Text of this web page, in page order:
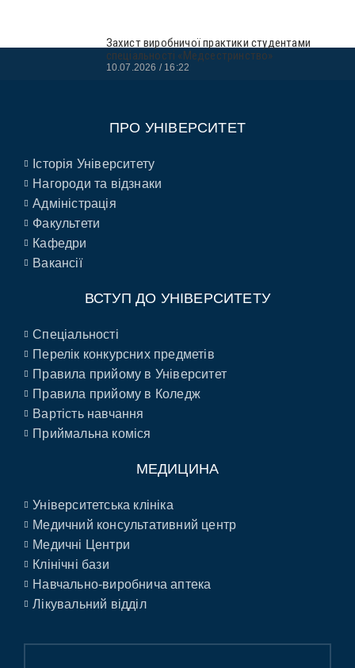
Захист виробничої практики студентами
спеціальності «Медсестринство»
10.07.2026 16:22
ПРО УНІВЕРСИТЕТ
Історія Університету
Нагороди та відзнаки
Адміністрація
Факультети
Кафедри
Вакансії
ВСТУП ДО УНІВЕРСИТЕТУ
Спеціальності
Перелік конкурсних предметів
Правила прийому в Університет
Правила прийому в Коледж
Вартість навчання
Приймальна коміся
МЕДИЦИНА
Університетська клініка
Медичний консультативний центр
Медичні Центри
Клінічні бази
Навчально-виробнича аптека
Лікувальний відділ